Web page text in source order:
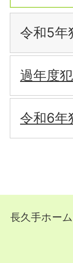
令和5年
過年度
令和6年
長久手ホー